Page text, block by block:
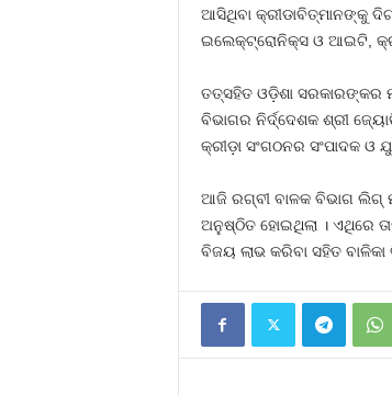
ଆସିଥିବା କ୍ରୀଡାବିତ୍‌ମାନଙ୍କୁ
ଇଲେକ୍‌ଟ୍ରୋନିକ୍ସ ଓ ଆଇଟି,
ତତ୍‌ସହିତ ଓଡ଼ିଶା ସରକାରଙ୍କର
ବିଭାଗର ନିର୍ଦ୍ଦେଶକ ଶ୍ରୀ
କ୍ରୀଡ଼ା ସଂଗଠନର ସଂପାଦକ ଓ
ଆଜି ରଗ୍‌ବୀ ବାଳକ ବିଭାଗ ଲିଗ୍‌
ଅନୁଷ୍ଠିତ ହୋଇଥିଲା । ଏଥିରେ
ବିଜୟ ଲାଭ କରିବା ସହିତ